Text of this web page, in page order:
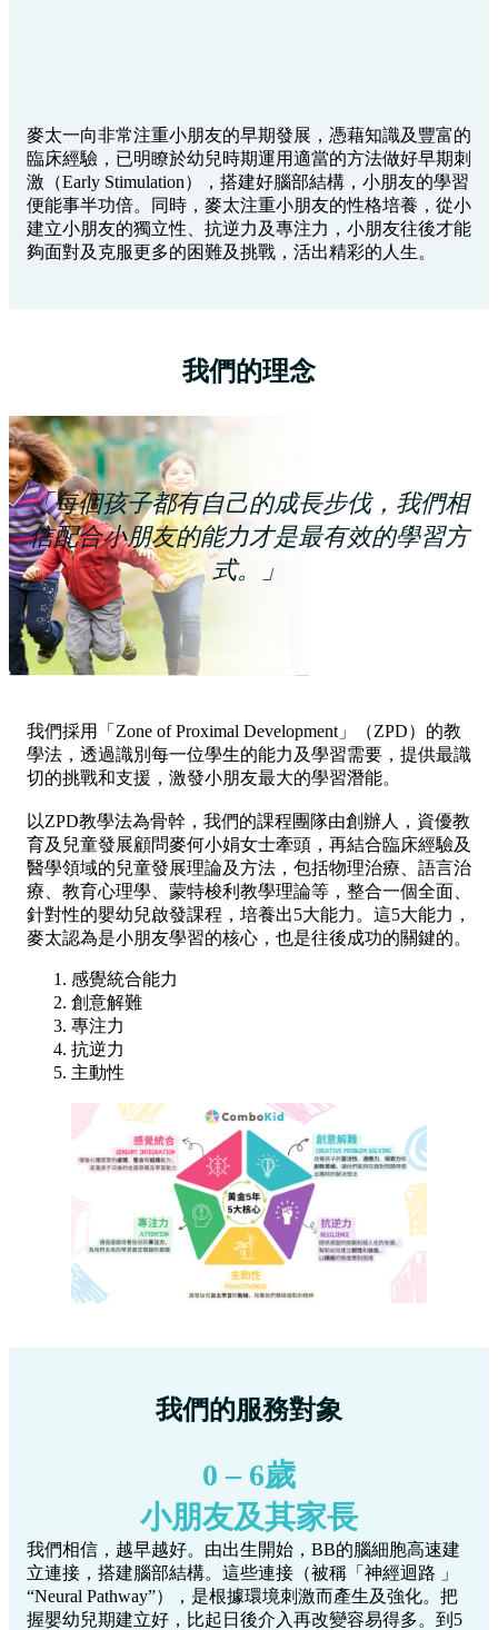
我們的理念
式。」
我們採用「Zone of Proximal Development」（ZPD）的教
學法，透過識別每一位學生的能力及學習需要，提供最識
切的挑戰和支援，激發小朋友最大的學習潛能。
以ZPD教學法為骨幹，我們的課程團隊由創辦人，資優教
育及兒童發展顧問麥何小娟女士牽頭，再結合臨床經驗及
醫學領域的兒童發展理論及方法，包括物理治療、語言治
針對性的嬰幼兒啟發課程，培養出5大能力。這5大能力，
麥太認為是小朋友學習的核心，也是往後成功的關鍵的。
感覺統合能力
創意解難
專注力
抗逆力
主動性
我們的服務對象
0 – 6歲
“Neural Pathway”），是根據環境刺激而產生及強化。把
握嬰幼兒期建立好，比起日後介入再改變容易得多。到5